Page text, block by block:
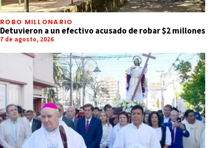
ROBO MILLONARIO
Detuvieron a un efectivo acusado de robar $2 millones
7 de agosto, 2026